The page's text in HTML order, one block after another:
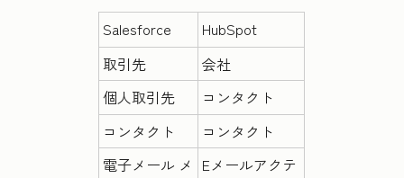
Salesforce
HubSpot
取引先
会社
個人取引先
コンタクト
コンタクト
コンタクト
電子メール メ
Eメールアクテ